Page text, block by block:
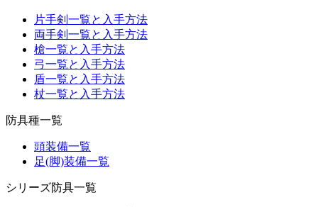
片手剣一覧と入手方法
両手剣一覧と入手方法
槍一覧と入手方法
弓一覧と入手方法
盾一覧と入手方法
杖一覧と入手方法
防具種一覧
頭装備一覧
足(脚)装備一覧
シリーズ防具一覧